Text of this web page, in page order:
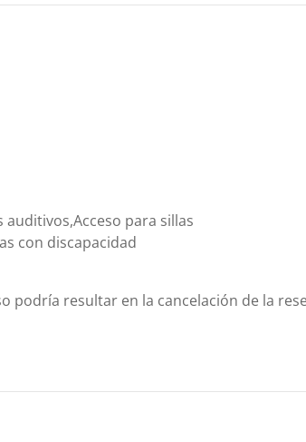
para sillas
con discapacidad
podría resultar en la cancelación de la